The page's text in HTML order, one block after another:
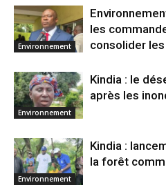
Environnement
les
consolider
Environnement
Kindia : le
après les
Environnement
Kindia :
la forêt